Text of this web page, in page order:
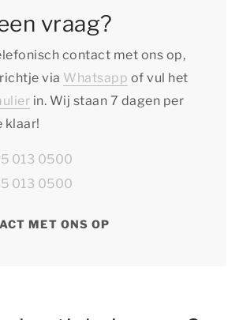
vraag?
contact met ons op,
via Whatsapp of vul het
in. Wij staan 7 dagen per
klaar!
013 0500
013 0500
MET ONS OP